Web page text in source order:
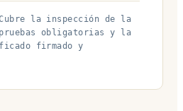
la inspección de la
obligatorias y la
firmado y